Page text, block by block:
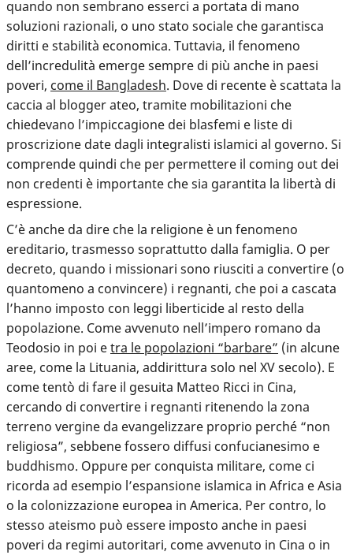
quando non sembrano esserci a portata di mano
soluzioni razionali, o uno stato sociale che garantisca
diritti e stabilità economica. Tuttavia, il fenomeno
dell’incredulità emerge sempre di più anche in paesi
poveri, come il Bangladesh. Dove di recente è scattata la
caccia al blogger ateo, tramite mobilitazioni che
chiedevano l’impiccagione dei blasfemi e liste di
proscrizione date dagli integralisti islamici al governo. Si
comprende quindi che per permettere il coming out dei
non credenti è importante che sia garantita la libertà di
espressione.
C’è anche da dire che la religione è un fenomeno
ereditario, trasmesso soprattutto dalla famiglia. O per
decreto, quando i missionari sono riusciti a convertire (o
quantomeno a convincere) i regnanti, che poi a cascata
l’hanno imposto con leggi liberticide al resto della
popolazione. Come avvenuto nell’impero romano da
Teodosio in poi etra le popolazioni “barbare” (in alcune
aree, come la Lituania, addirittura solo nel XV secolo). E
come tentò di fare il gesuita Matteo Ricci in Cina,
cercando di convertire i regnanti ritenendo la zona
terreno vergine da evangelizzare proprio perché “non
religiosa”, sebbene fossero diffusi confucianesimo e
buddhismo. Oppure per conquista militare, come ci
ricorda ad esempio l’espansione islamica in Africa e Asia
o la colonizzazione europea in America. Per contro, lo
stesso ateismo può essere imposto anche in paesi
poveri da regimi autoritari, come avvenuto in Cina o in